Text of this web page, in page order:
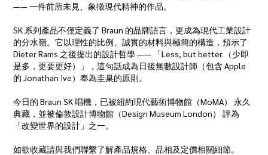
—— 一件前所未見、象徵現代精神的作品。
SK 系列產品不僅定義了 Braun 的品牌語言，更成為現代工業設計
的分水嶺。它以理性的比例、誠實的材料與極簡的構造，預示了
Dieter Rams 之後提出的設計哲學 —— 「Less, but better.（少即
是多，更要更好）」，這句話成為日後無數設計師（包含 Apple
的 Jonathan Ive）奉為圭臬的原則。
今日的 Braun SK 唱機，已被紐約現代藝術博物館（MoMA） 永久
典藏，並被倫敦設計博物館（Design Museum London） 評為
「改變世界的設計」之一。
如欲收藏請與我們聯繫了解產品規格、品相及定價相關細節。